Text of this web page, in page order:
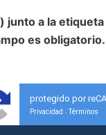
junto a la
es obligatorio.
protegido por
Privacidad - Términos